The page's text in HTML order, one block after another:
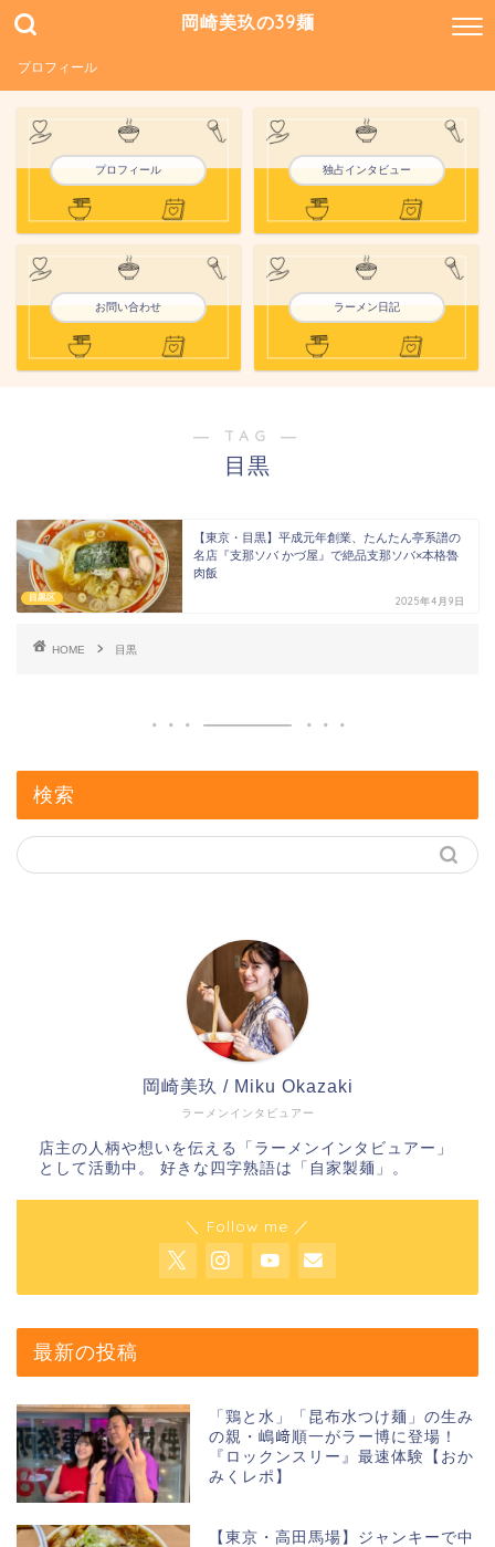
岡崎美玖の39麺
プロフィール
プロフィール 独占インタビュー
お問い合わせ ラーメン日記
― TAG ―
目黒
目黒区
【東京・目黒】平成元年創業、たんたん亭系譜の
名店『支那ソバ かづ屋』で絶品支那ソバ×本格魯
肉飯
2025年4月9日
HOME 目黒
検索
ラーメンインタビュアー
岡崎美玖 / Miku Okazaki
店主の人柄や想いを伝える「ラーメンインタビュアー」
として活動中。 好きな四字熟語は「自家製麺」。
＼ Follow me ／
最新の投稿
「鶏と水」「昆布水つけ麺」の生み
の親・嶋﨑順一がラー博に登場！
『ロックンスリー』最速体験【おか
みくレポ】
【東京・高田馬場】ジャンキーで中